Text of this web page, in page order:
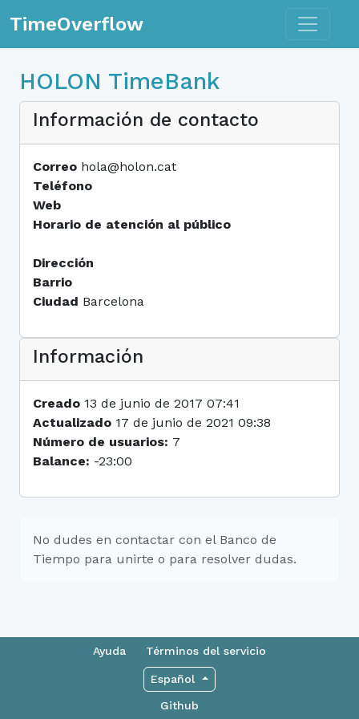
TimeOverflow Toggle
HOLON TimeBank
Información de contacto
Correo hola@holon.cat
Teléfono
Web
Horario de atención al público
Dirección
Barrio
Ciudad Barcelona
Información
Creado 13 de junio de 2017 07:41
Actualizado 17 de junio de 2021 09:38
Número de usuarios: 7
Balance: -23:00
No dudes en contactar con el Banco de
Tiempo para unirte o para resolver dudas.
Ayuda Términos del servicio
Español
Github